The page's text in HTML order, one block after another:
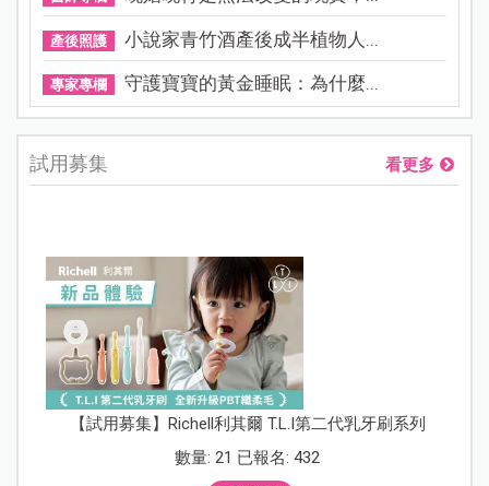
產後照護 小說家青竹酒產後成半植物人...
專家專欄 守護寶寶的黃金睡眠：為什麼...
試用募集 看更多
【試用募集】Richell利其爾 T.L.I第二代乳牙刷系列
數量: 21 已報名: 432